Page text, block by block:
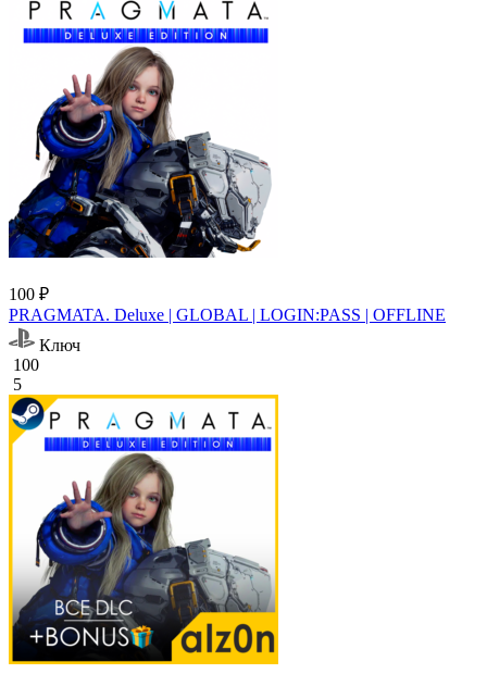
100 ₽
PRAGMATA. Deluxe | GLOBAL | LOGIN:PASS | OFFLINE
Ключ
100
5